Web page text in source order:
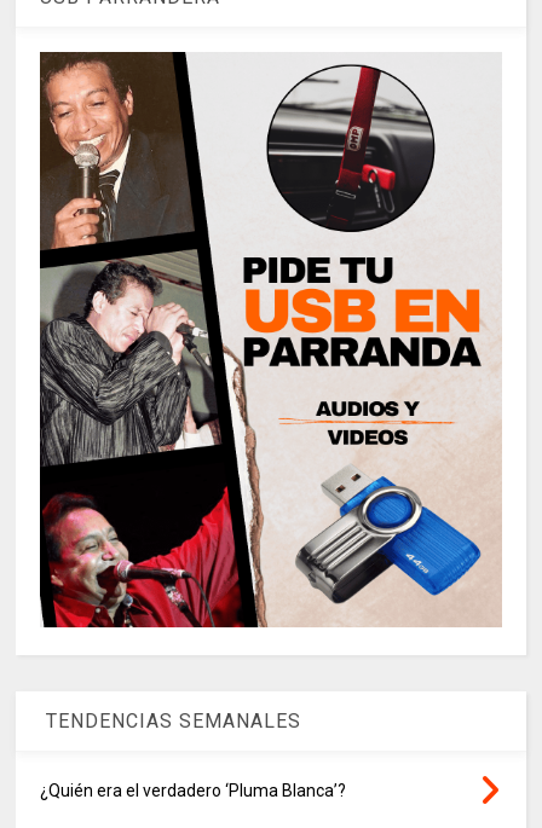
TENDENCIAS SEMANALES
¿Quién era el verdadero ‘Pluma Blanca’?